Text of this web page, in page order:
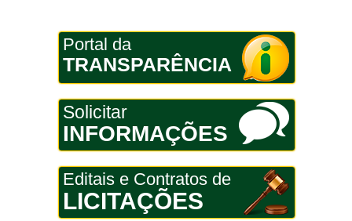
Portal da
TRANSPARÊNCIA
Solicitar
INFORMAÇÕES
Editais e Contratos de
LICITAÇÕES